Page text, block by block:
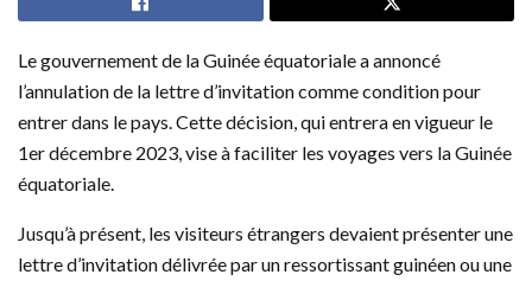
Le gouvernement de la Guinée équatoriale a annoncé
l’annulation de la lettre d’invitation comme condition pour
entrer dans le pays. Cette décision, qui entrera en vigueur le
1er décembre 2023, vise à faciliter les voyages vers la Guinée
équatoriale.
Jusqu’à présent, les visiteurs étrangers devaient présenter une
lettre d’invitation délivrée par un ressortissant guinéen ou une